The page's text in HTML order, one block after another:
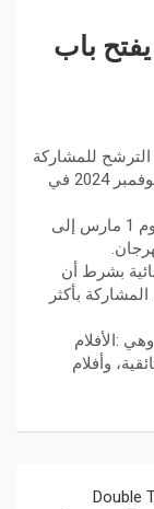
باب
للمشاركة
في دورته الرابعة، المقرر إقامتها من 1 إلى 5 نوفمبر 2024 في
ينطلق استقبال طلبات المشاركة بداية من اليوم 1 مارس إلى
بشرط أن
أنه يمكن المشاركة بأكثر
Double